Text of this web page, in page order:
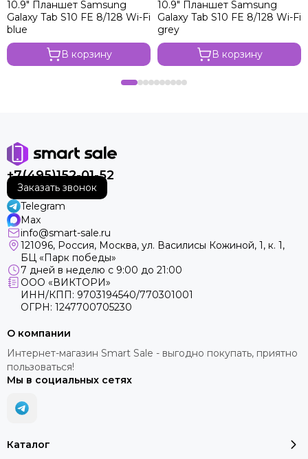
10.9" Планшет Samsung
Galaxy Tab S10 FE 8/128 Wi-Fi
blue
В корзину
10.9" Планшет Samsung
Galaxy Tab S10 FE 8/128 Wi-Fi
grey
В корзину
+7(495)152-01-52
Заказать звонок
Telegram
Max
info@smart-sale.ru
121096, Россия, Москва, ул. Василисы Кожиной, 1, к. 1,
БЦ «Парк победы»
7 дней в неделю с 9:00 до 21:00
ООО «ВИКТОРИ»
ИНН/КПП: 9703194540/770301001
ОГРН: 1247700705230
Каталог
О компании
Интернет-магазин Smart Sale - выгодно покупать, приятно
пользоваться!
Мы в социальных сетях